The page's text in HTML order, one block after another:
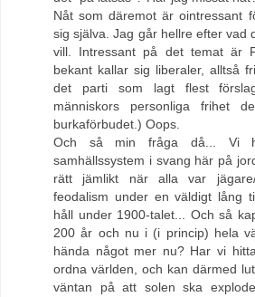
Nåt som däremot är ointressant
sig själva. Jag går hellre efter vad
vill. Intressant på det temat är
bekant kallar sig liberaler, alltså
det parti som lagt flest
människors personliga frihet
burkaförbudet.) Oops.
Och så min fråga då... Vi
samhällssystem i svang här på
rätt jämlikt när alla var jägare/
feodalism under en väldigt lång
håll under 1900-talet... Och så
200 år och nu i (i princip) hela
hända något mer nu? Har vi
ordna världen, och kan därmed
väntan på att solen ska